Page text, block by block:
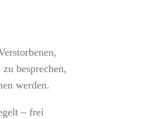
besprechen,
werden.
– frei